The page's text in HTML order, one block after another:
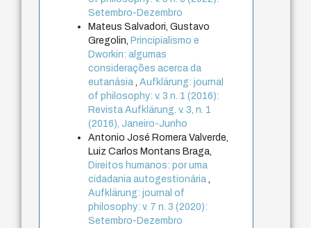
Setembro-Dezembro
Mateus Salvadori, Gustavo
Gregolin,Principialismo e
Dworkin: algumas
considerações acerca da
eutanásia ,Aufklärung: journal
of philosophy: v. 3 n. 1 (2016):
Revista Aufklärung. v. 3, n. 1
(2016), Janeiro-Junho
Antonio José Romera Valverde,
Luiz Carlos Montans Braga,
Direitos humanos: por uma
cidadania autogestionária
Aufklärung: journal of
philosophy: v. 7 n. 3 (2020):
Setembro-Dezembro